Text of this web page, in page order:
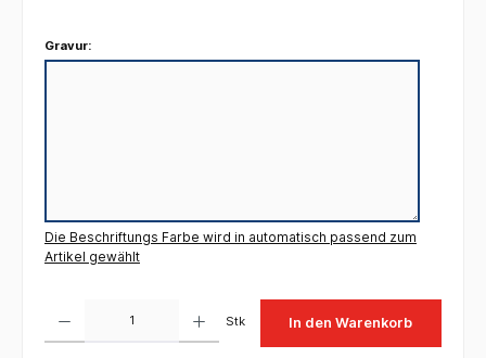
Gravur:
Die Beschriftungs Farbe wird in automatisch passend zum
Artikel gewählt
Stk In den Warenkorb